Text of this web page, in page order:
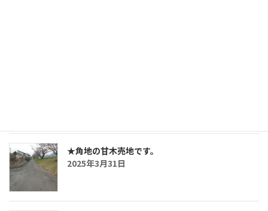
★角地の甘木売地です。
2025年3月31日